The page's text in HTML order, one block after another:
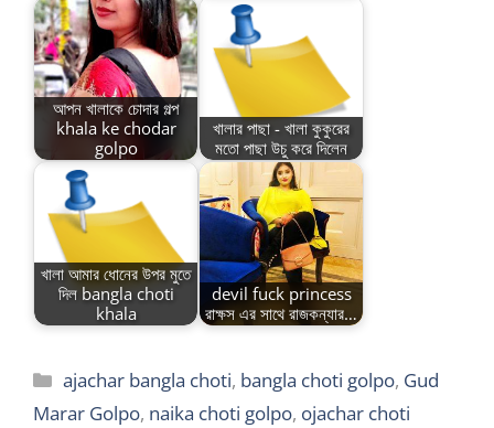
আপন খালাকে চোদার গল্প
khala ke chodar
golpo
খালার পাছা - খালা কুকুরের
মতো পাছা উচু করে দিলেন
খালা আমার ধোনের উপর মুতে
দিল bangla choti
khala
devil fuck princess
রাক্ষস এর সাথে রাজকন্যার…
Categories
ajachar bangla choti, bangla choti golpo, Gud
Marar Golpo, naika choti golpo, ojachar choti